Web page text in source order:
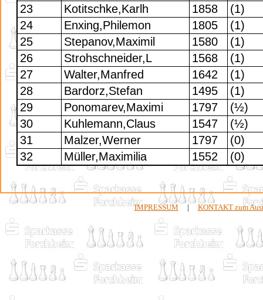
23
Kotitschke,Karlh 1858
(1)
24
Enxing,Philemon 1805
(1)
25
Stepanov,Maximil 1580
(1)
26
Strohschneider,L 1568
(1)
27
Walter,Manfred 1642
(1)
28
Bardorz,Stefan 1495
(1)
29
Ponomarev,Maximi 1797
(½)
30
Kuhlemann,Claus 1547
(½)
31
Malzer,Werner 1797
(0)
32
Müller,Maximilia 1552 (0)
IMPRESSUM | KONTAKT zum